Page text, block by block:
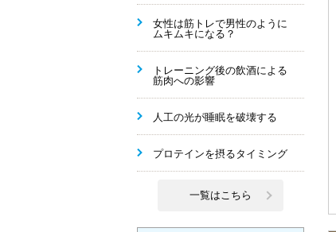
女性は筋トレで男性のように
ムキムキになる？
トレーニング後の飲酒による
筋肉への影響
人工の光が睡眠を破壊する
プロテインを摂るタイミング
一覧はこちら